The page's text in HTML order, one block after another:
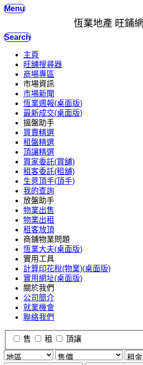
Menu
恆業地產 旺鋪網
Search
主頁
旺舖搜尋器
商場專區
市場資訊
市場新聞
恆業週報(桌面版)
最新成交(桌面版)
搵盤助手
買賣精選
租盤精選
頂讓精選
買家委託(買舖)
租客委託(租舖)
生意頂手(頂手)
我的查詢
放盤助手
物業出售
物業出租
租客放頂
商鋪物業問題
恆業大夫(桌面版)
實用工具
計算印花稅(物業)(桌面版)
實用網址(桌面版)
關於我們
公司簡介
就業機會
聯絡我們
售 租 頂讓